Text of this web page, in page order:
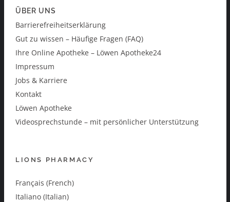
ÜBER UNS
Barrierefreiheitserklärung
Gut zu wissen – Häufige Fragen (FAQ)
Ihre Online Apotheke – Löwen Apotheke24
Impressum
Jobs & Karriere
Kontakt
Löwen Apotheke
Videosprechstunde – mit persönlicher Unterstützung
LIONS PHARMACY
Français (French)
Italiano (Italian)